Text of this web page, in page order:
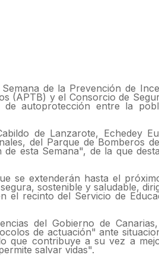
de la Prevención de
(APTB) y el Consorcio de
autoprotección entre la
de Lanzarote, Echedey
del Parque de Bomberos
esta Semana", de la que
se extenderán hasta el
sostenible y saludable,
el recinto del Servicio de
del Gobierno de
de actuación" ante
que contribuye a su vez a
salvar vidas".